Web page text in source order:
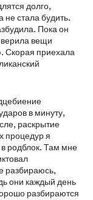
долго,
стала будить.
Пока он
вещи
Скорая приехала
в минуту,
раскрытие
процедур я
родблок. Там мне
разбираюсь,
они каждый день
разбираются